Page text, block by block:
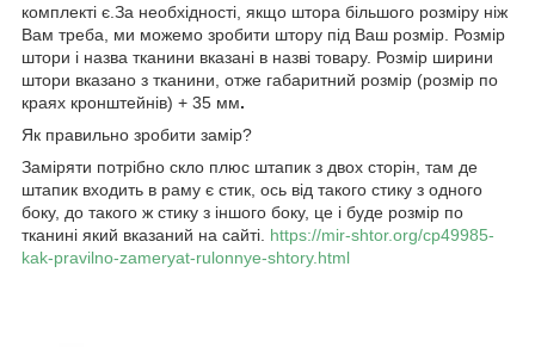
комплекті є.За необхідності, якщо штора більшого розміру ніж
Вам треба, ми можемо зробити штору під Ваш розмір. Розмір
штори і назва тканини вказані в назві товару. Розмір ширини
штори вказано з тканини, отже габаритний розмір (розмір по
краях кронштейнів) + 35 мм.
Як правильно зробити замір?
Заміряти потрібно скло плюс штапик з двох сторін, там де
штапик входить в раму є стик, ось від такого стику з одного
боку, до такого ж стику з іншого боку, це і буде розмір по
тканині який вказаний на сайті. https://mir-shtor.org/cp49985-
kak-pravilno-zameryat-rulonnye-shtory.html